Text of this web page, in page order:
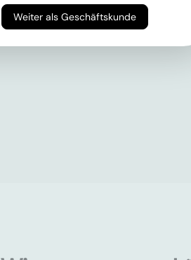
Weiter als Geschäftskunde